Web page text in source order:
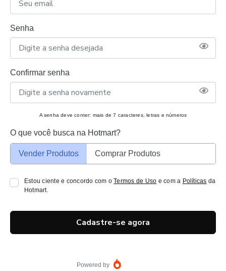
Senha
Confirmar senha
A senha deve conter: mais de 7 caracteres, letras e números
O que você busca na Hotmart?
Vender Produtos Comprar Produtos
Estou ciente e concordo com oTermos de Uso e com a Políticas da
Hotmart.
Cadastre-se agora
Powered by